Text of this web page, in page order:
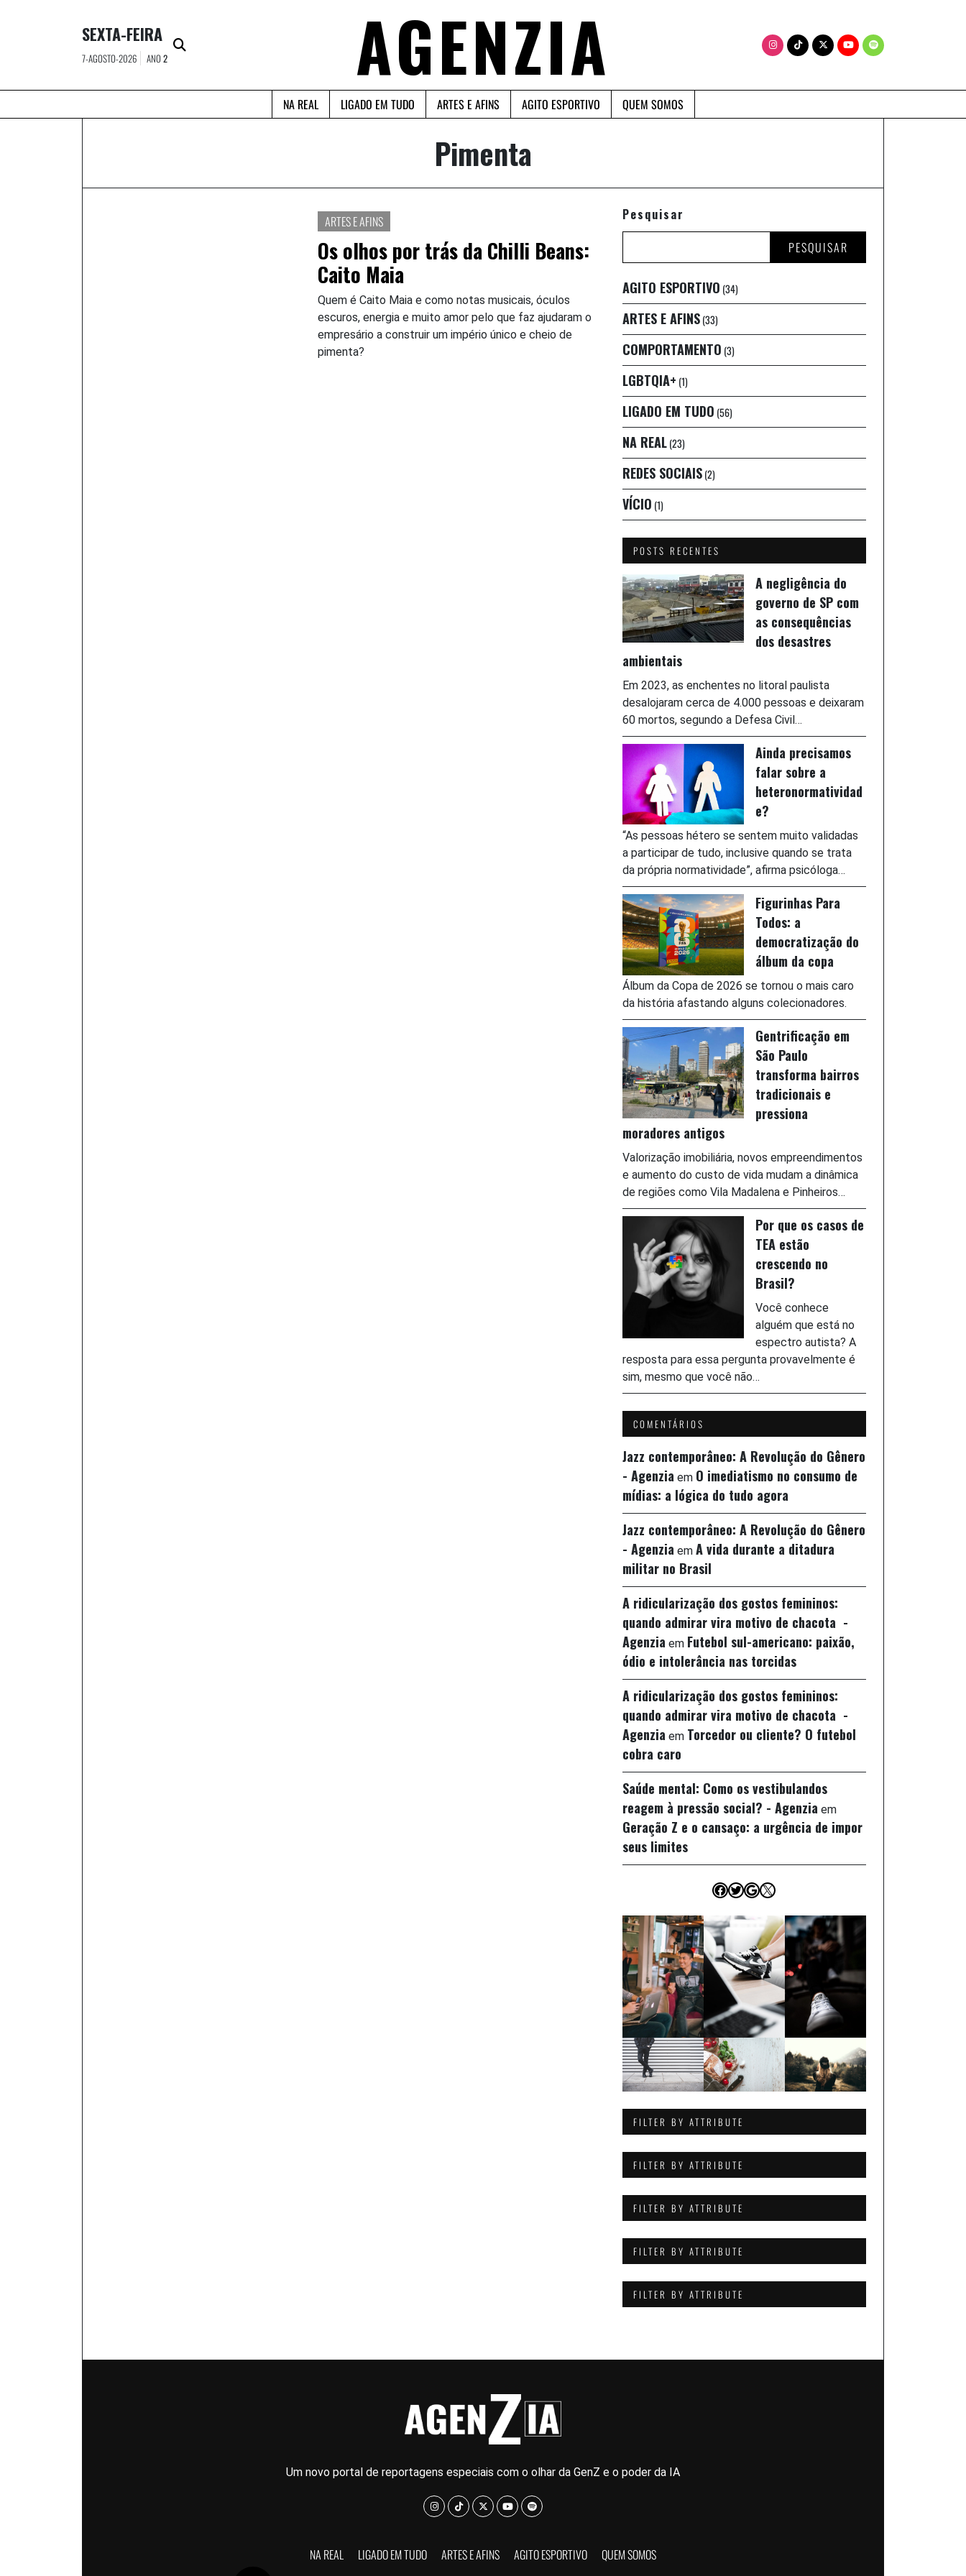
SEXTA-FEIRA
7-AGOSTO-2026 ANO2 AGENZIA
NA REAL LIGADO EM TUDO ARTES E AFINS AGITO ESPORTIVO QUEM SOMOS
Pimenta
ARTES E AFINS
Os olhos por trás da Chilli Beans:
Caito Maia
Quem é Caito Maia e como notas musicais, óculos
escuros, energia e muito amor pelo que faz ajudaram o
empresário a construir um império único e cheio de
pimenta?
Pesquisar
PESQUISAR
AGITO ESPORTIVO (34)
ARTES E AFINS(33)
COMPORTAMENTO (3)
LGBTQIA+ (1)
LIGADO EM TUDO (56)
NA REAL(23)
REDES SOCIAIS(2)
VÍCIO (1)
POSTS RECENTES
A negligência do
governo de SP com
as consequências
dos desastres
ambientais
Em 2023, as enchentes no litoral paulista
desalojaram cerca de 4.000 pessoas e deixaram
60 mortos, segundo a Defesa Civil…
Ainda precisamos
falar sobre a
heteronormatividad
e?
“As pessoas hétero se sentem muito validadas
a participar de tudo, inclusive quando se trata
da própria normatividade”, afirma psicóloga…
Figurinhas Para
Todos: a
democratização do
álbum da copa
Álbum da Copa de 2026 se tornou o mais caro
da história afastando alguns colecionadores.
Gentrificação em
São Paulo
transforma bairros
tradicionais e
pressiona
moradores antigos
Valorização imobiliária, novos empreendimentos
e aumento do custo de vida mudam a dinâmica
de regiões como Vila Madalena e Pinheiros…
Por que os casos de
TEA estão
crescendo no
Brasil?
Você conhece
alguém que está no
espectro autista? A
resposta para essa pergunta provavelmente é
sim, mesmo que você não…
COMENTÁRIOS
Jazz contemporâneo: A Revolução do Gênero
- Agenzia em O imediatismo no consumo de
mídias: a lógica do tudo agora
Jazz contemporâneo: A Revolução do Gênero
- Agenzia em A vida durante a ditadura
militar no Brasil
A ridicularização dos gostos femininos:
quando admirar vira motivo de chacota -
Agenzia em Futebol sul-americano: paixão,
ódio e intolerância nas torcidas
A ridicularização dos gostos femininos:
quando admirar vira motivo de chacota -
Agenzia em Torcedor ou cliente? O futebol
cobra caro
Saúde mental: Como os vestibulandos
reagem à pressão social? - Agenzia em
Geração Z e o cansaço: a urgência de impor
seus limites
Facebook
Twitter
Google
X
FILTER BY ATTRIBUTE
FILTER BY ATTRIBUTE
FILTER BY ATTRIBUTE
FILTER BY ATTRIBUTE
FILTER BY ATTRIBUTE
Um novo portal de reportagens especiais com o olhar da GenZ e o poder da IA
NA REAL LIGADO EM TUDO ARTES E AFINS AGITO ESPORTIVO QUEM SOMOS